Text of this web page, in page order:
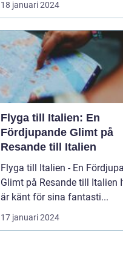
18 januari 2024
Flyga till Italien: En
Fördjupande Glimt på
Resande till Italien
Flyga till Italien - En
Glimt på Resande till Italien Italien
är känt för sina fantasti...
17 januari 2024